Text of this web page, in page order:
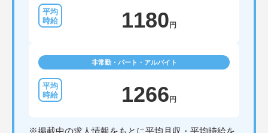
1180 円
非常勤・パート・アルバイト
1266 円